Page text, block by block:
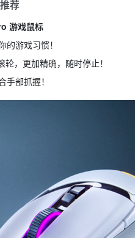
荐
游戏鼠标
的游戏习惯！
，更加精确，随时停止！
手部抓握！